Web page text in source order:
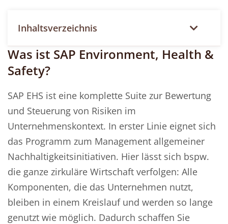
Inhaltsverzeichnis
Was ist SAP Environment, Health &
Safety?
SAP EHS ist eine komplette Suite zur Bewertung
und Steuerung von Risiken im
Unternehmenskontext. In erster Linie eignet sich
das Programm zum Management allgemeiner
Nachhaltigkeitsinitiativen. Hier lässt sich bspw.
die ganze zirkuläre Wirtschaft verfolgen: Alle
Komponenten, die das Unternehmen nutzt,
bleiben in einem Kreislauf und werden so lange
genutzt wie möglich. Dadurch schaffen Sie